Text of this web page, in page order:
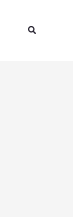
Buscar